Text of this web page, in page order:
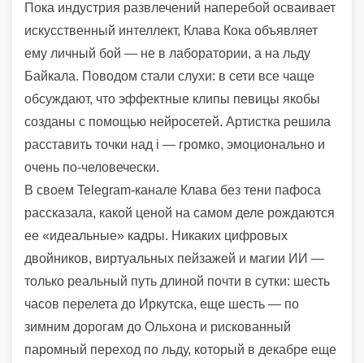
Пока индустрия развлечений наперебой осваивает
искусственный интеллект, Клава Кока объявляет
ему личный бой — не в лаборатории, а на льду
Байкала. Поводом стали слухи: в сети все чаще
обсуждают, что эффектные клипы певицы якобы
созданы с помощью нейросетей. Артистка решила
расставить точки над i — громко, эмоционально и
очень по-человечески.
В своем Telegram-канале Клава без тени пафоса
рассказала, какой ценой на самом деле рождаются
ее «идеальные» кадры. Никаких цифровых
двойников, виртуальных пейзажей и магии ИИ —
только реальный путь длиной почти в сутки: шесть
часов перелета до Иркутска, еще шесть — по
зимним дорогам до Ольхона и рискованный
паромный переход по льду, который в декабре еще